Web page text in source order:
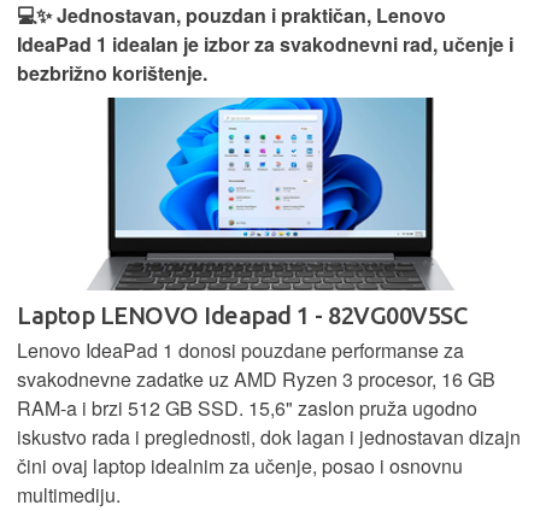
💻✨ Jednostavan, pouzdan i praktičan, Lenovo
IdeaPad 1 idealan je izbor za svakodnevni rad, učenje i
bezbrižno korištenje.
Laptop LENOVO Ideapad 1 - 82VG00V5SC
Lenovo IdeaPad 1 donosi pouzdane performanse za
svakodnevne zadatke uz AMD Ryzen 3 procesor, 16 GB
RAM-a i brzi 512 GB SSD. 15,6" zaslon pruža ugodno
iskustvo rada i preglednosti, dok lagan i jednostavan dizajn
čini ovaj laptop idealnim za učenje, posao i osnovnu
multimediju.